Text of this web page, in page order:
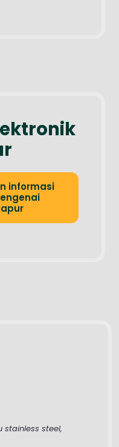
informasi
stainless steel,